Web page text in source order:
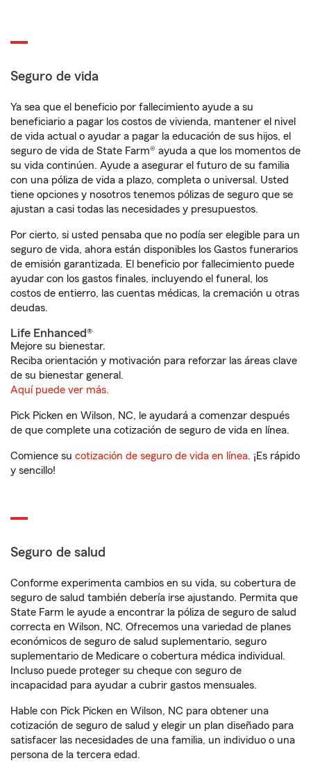
Seguro de vida
Ya sea que el beneficio por fallecimiento ayude a su
beneficiario a pagar los costos de vivienda, mantener el nivel
de vida actual o ayudar a pagar la educación de sus hijos, el
seguro de vida de State Farm® ayuda a que los momentos de
su vida continúen. Ayude a asegurar el futuro de su familia
con una póliza de vida a plazo, completa o universal. Usted
tiene opciones y nosotros tenemos pólizas de seguro que se
ajustan a casi todas las necesidades y presupuestos.
Por cierto, si usted pensaba que no podía ser elegible para un
seguro de vida, ahora están disponibles los Gastos funerarios
de emisión garantizada. El beneficio por fallecimiento puede
ayudar con los gastos finales, incluyendo el funeral, los
costos de entierro, las cuentas médicas, la cremación u otras
deudas.
Life Enhanced®
Mejore su bienestar.
Reciba orientación y motivación para reforzar las áreas clave
de su bienestar general.
Aquí puede ver más.
Pick Picken en Wilson, NC, le ayudará a comenzar después
de que complete una cotización de seguro de vida en línea.
Comience su cotización de seguro de vida en línea. ¡Es rápido
y sencillo!
Seguro de salud
Conforme experimenta cambios en su vida, su cobertura de
seguro de salud también debería irse ajustando. Permita que
State Farm le ayude a encontrar la póliza de seguro de salud
correcta en Wilson, NC. Ofrecemos una variedad de planes
económicos de seguro de salud suplementario, seguro
suplementario de Medicare o cobertura médica individual.
Incluso puede proteger su cheque con seguro de
incapacidad para ayudar a cubrir gastos mensuales.
Hable con Pick Picken en Wilson, NC para obtener una
cotización de seguro de salud y elegir un plan diseñado para
satisfacer las necesidades de una familia, un individuo o una
persona de la tercera edad.